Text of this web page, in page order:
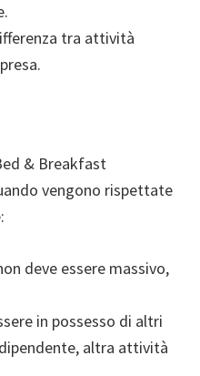
tra attività
& Breakfast
vengono rispettate
deve essere massivo,
in possesso di altri
altra attività